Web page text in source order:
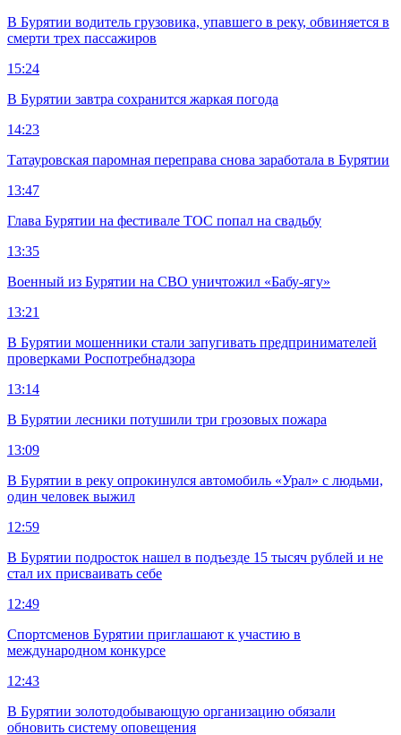
В Бурятии водитель грузовика, упавшего в реку, обвиняется в
смерти трех пассажиров
15:24
В Бурятии завтра сохранится жаркая погода
14:23
Татауровская паромная переправа снова заработала в Бурятии
13:47
Глава Бурятии на фестивале ТОС попал на свадьбу
13:35
Военный из Бурятии на СВО уничтожил «Бабу-ягу»
13:21
В Бурятии мошенники стали запугивать предпринимателей
проверками Роспотребнадзора
13:14
В Бурятии лесники потушили три грозовых пожара
13:09
В Бурятии в реку опрокинулся автомобиль «Урал» с людьми,
один человек выжил
12:59
В Бурятии подросток нашел в подъезде 15 тысяч рублей и не
стал их присваивать себе
12:49
Спортсменов Бурятии приглашают к участию в
международном конкурсе
12:43
В Бурятии золотодобывающую организацию обязали
обновить систему оповещения